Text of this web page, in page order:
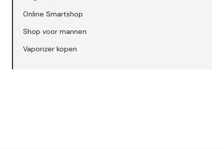
Online Smartshop
Shop voor mannen
Vaporizer kopen